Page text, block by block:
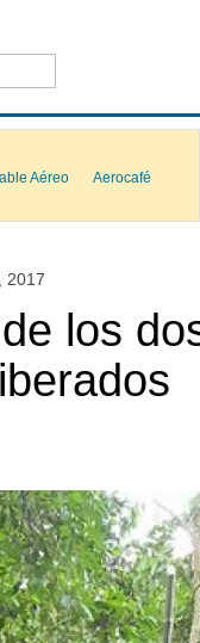
Aéreo
Aerocafé
2017
los